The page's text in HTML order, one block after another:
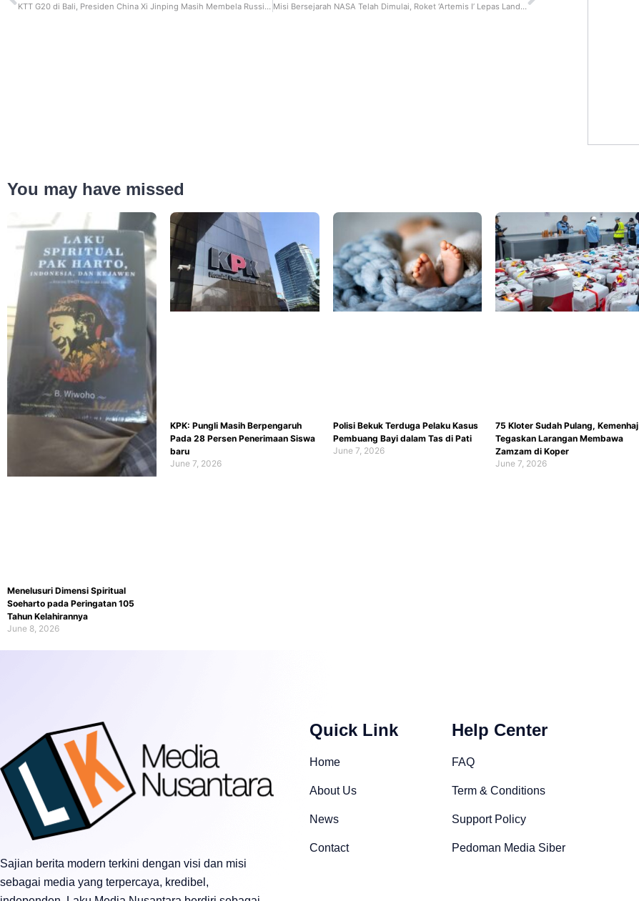
KTT G20 di Bali, Presiden China Xi Jinping Masih Membela Russia dan Tolak Russia Ditendang Dari Anggota G20 Misi Bersejarah NASA Telah Dimulai, Roket ‘Artemis I’ Lepas Landas
You may have missed
Menelusuri Dimensi Spiritual
Soeharto pada Peringatan 105
Tahun Kelahirannya
June 8, 2026
KPK: Pungli Masih Berpengaruh
Pada 28 Persen Penerimaan Siswa
baru
June 7, 2026
Polisi Bekuk Terduga Pelaku Kasus
Pembuang Bayi dalam Tas di Pati
June 7, 2026
75 Kloter Sudah Pulang, Kemenhaj
Tegaskan Larangan Membawa
Zamzam di Koper
June 7, 2026
Sajian berita modern terkini dengan visi dan misi
sebagai media yang terpercaya, kredibel,
Quick Link
Home
About Us
News
Contact
Help Center
FAQ
Term & Conditions
Support Policy
Pedoman Media Siber